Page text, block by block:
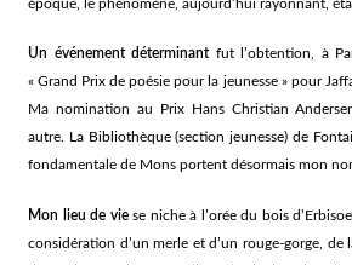
époque, le phénomène, aujourd’hui rayonnant,
Un événement déterminant fut l’obtention, à
« Grand Prix de poésie pour la jeunesse » pour
Ma nomination au Prix Hans Christian
autre. La Bibliothèque (section jeunesse) de
fondamentale de Mons portent désormais mon
Mon lieu de viese niche à l’orée du bois
considération d’un merle et d’un rouge-gorge, de